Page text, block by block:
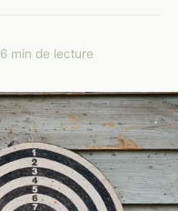
6 min de lecture